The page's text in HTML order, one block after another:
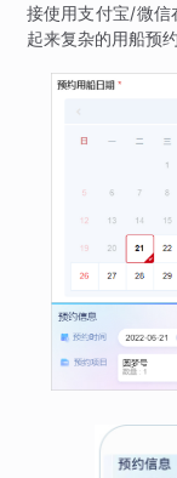
接使用支付宝/微信
起来复杂的用船预